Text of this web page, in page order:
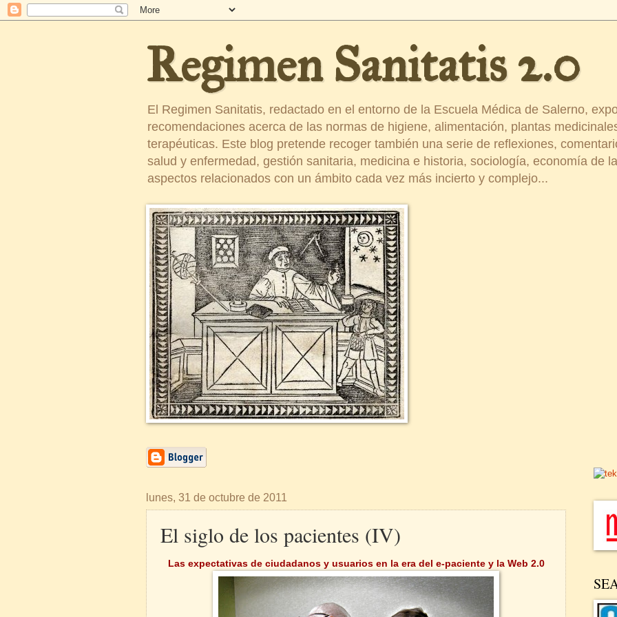
Regimen Sanitatis 2.0
El Regimen Sanitatis, redactado en el entorno de la Escuela Médica de Salerno,
recomendaciones acerca de las normas de higiene, alimentación, plantas
terapéuticas. Este blog pretende recoger también una serie de reflexiones,
salud y enfermedad, gestión sanitaria, medicina e historia, sociología, economía de
aspectos relacionados con un ámbito cada vez más incierto y complejo...
lunes, 31 de octubre de 2011
El siglo de los pacientes (IV)
Las expectativas de ciudadanos y usuarios en la era del e-paciente y la Web 2.0